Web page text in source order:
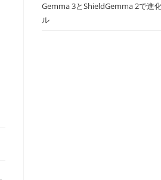
Gemma 3とShieldGemma 2で進
ル